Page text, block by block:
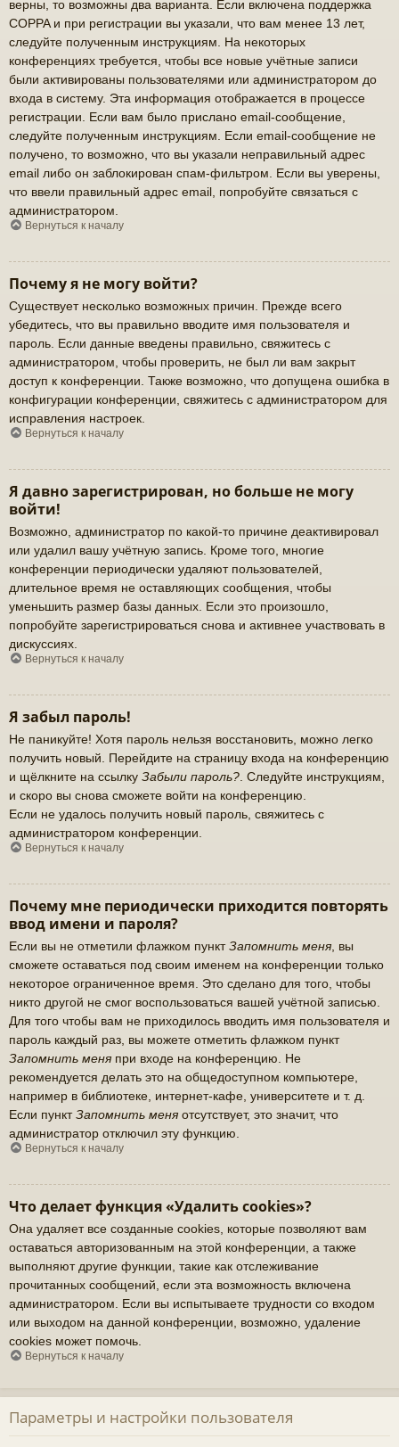
верны, то возможны два варианта. Если включена поддержка
COPPA и при регистрации вы указали, что вам менее 13 лет,
следуйте полученным инструкциям. На некоторых
конференциях требуется, чтобы все новые учётные записи
были активированы пользователями или администратором до
входа в систему. Эта информация отображается в процессе
регистрации. Если вам было прислано email-сообщение,
следуйте полученным инструкциям. Если email-сообщение не
получено, то возможно, что вы указали неправильный адрес
email либо он заблокирован спам-фильтром. Если вы уверены,
что ввели правильный адрес email, попробуйте связаться с
администратором.
Вернуться к началу
Почему я не могу войти?
Существует несколько возможных причин. Прежде всего
убедитесь, что вы правильно вводите имя пользователя и
пароль. Если данные введены правильно, свяжитесь с
администратором, чтобы проверить, не был ли вам закрыт
доступ к конференции. Также возможно, что допущена ошибка в
конфигурации конференции, свяжитесь с администратором для
исправления настроек.
Вернуться к началу
Я давно зарегистрирован, но больше не могу
войти!
Возможно, администратор по какой-то причине деактивировал
или удалил вашу учётную запись. Кроме того, многие
конференции периодически удаляют пользователей,
длительное время не оставляющих сообщения, чтобы
уменьшить размер базы данных. Если это произошло,
попробуйте зарегистрироваться снова и активнее участвовать в
дискуссиях.
Вернуться к началу
Я забыл пароль!
Не паникуйте! Хотя пароль нельзя восстановить, можно легко
получить новый. Перейдите на страницу входа на конференцию
и щёлкните на ссылку Забыли пароль? . Следуйте инструкциям,
и скоро вы снова сможете войти на конференцию.
Если не удалось получить новый пароль, свяжитесь с
администратором конференции.
Вернуться к началу
Почему мне периодически приходится повторять
ввод имени и пароля?
Если вы не отметили флажком пунктЗапомнить меня , вы
сможете оставаться под своим именем на конференции только
некоторое ограниченное время. Это сделано для того, чтобы
никто другой не смог воспользоваться вашей учётной записью.
Для того чтобы вам не приходилось вводить имя пользователя и
пароль каждый раз, вы можете отметить флажком пункт
Запомнить меня при входе на конференцию. Не
рекомендуется делать это на общедоступном компьютере,
например в библиотеке, интернет-кафе, университете и т. д.
Если пунктЗапомнить меня отсутствует, это значит, что
администратор отключил эту функцию.
Вернуться к началу
Что делает функция «Удалить cookies»?
Она удаляет все созданные cookies, которые позволяют вам
оставаться авторизованным на этой конференции, а также
выполняют другие функции, такие как отслеживание
прочитанных сообщений, если эта возможность включена
администратором. Если вы испытываете трудности со входом
или выходом на данной конференции, возможно, удаление
cookies может помочь.
Вернуться к началу
Параметры и настройки пользователя